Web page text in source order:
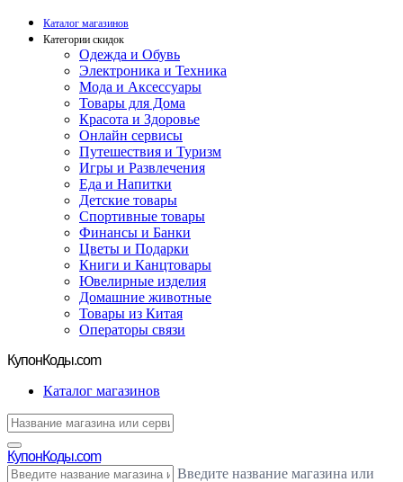
Каталог магазинов
Категории скидок
Одежда и Обувь
Электроника и Техника
Мода и Аксессуары
Товары для Дома
Красота и Здоровье
Онлайн сервисы
Путешествия и Туризм
Игры и Развлечения
Еда и Напитки
Детские товары
Спортивные товары
Финансы и Банки
Цветы и Подарки
Книги и Канцтовары
Ювелирные изделия
Домашние животные
Товары из Китая
Операторы связи
КупонКоды.com
Каталог магазинов
КупонКоды.com
Введите название магазина или